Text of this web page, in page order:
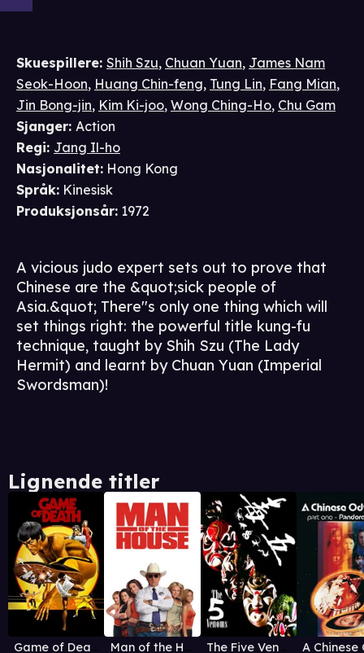
Skuespillere: Shih Szu, Chuan Yuan, James Nam
Seok-Hoon, Huang Chin-feng, Tung Lin, Fang Mian,
Jin Bong-jin, Kim Ki-joo, Wong Ching-Ho, Chu Gam
Sjanger: Action
Regi: Jang Il-ho
Nasjonalitet: Hong Kong
Språk: Kinesisk
Produksjonsår: 1972
A vicious judo expert sets out to prove that
Chinese are the &quot;sick people of
Asia.&quot; There''s only one thing which will
set things right: the powerful title kung-fu
technique, taught by Shih Szu (The Lady
Hermit) and learnt by Chuan Yuan (Imperial
Swordsman)!
Lignende titler
Game of Death (1978) Man of the House The Five Venoms